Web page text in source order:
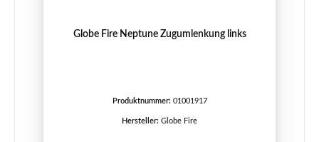
Globe Fire Neptune Zugumlenkung links
Produktnummer: 01001917
Hersteller: Globe Fire